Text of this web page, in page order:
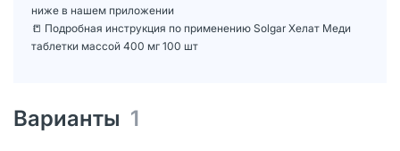
ниже в нашем приложении
📒 Подробная инструкция по применению Solgar Хелат Меди
таблетки массой 400 мг 100 шт
Варианты 1